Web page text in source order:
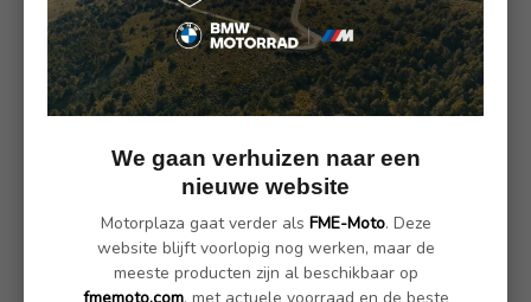
Wunderlich
Wunderlich
We gaan verhuizen naar een
nieuwe website
Motorplaza gaat verder als FME-Moto. Deze
website blijft voorlopig nog werken, maar de
meeste producten zijn al beschikbaar op
fmemoto.com, met actuele voorraad en de beste